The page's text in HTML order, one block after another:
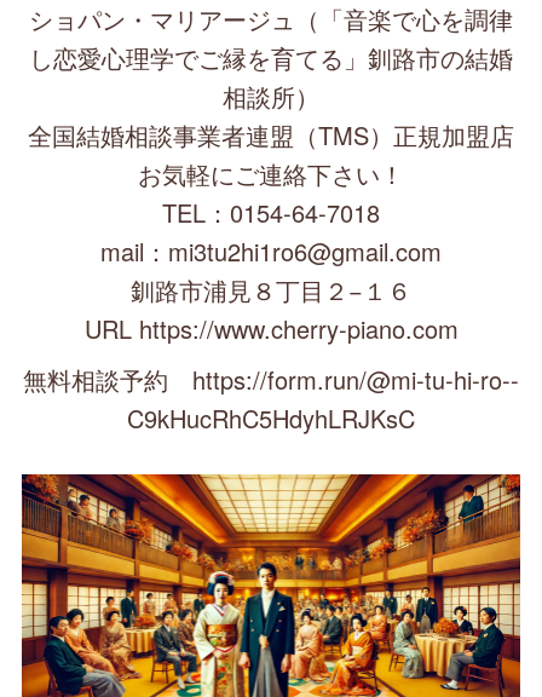
ショパン・マリアージュ（「音楽で心を調律
し恋愛心理学でご縁を育てる」釧路市の結婚
相談所）
全国結婚相談事業者連盟（TMS）正規加盟店
お気軽にご連絡下さい！
TEL：0154-64-7018
mail：mi3tu2hi1ro6@gmail.com
釧路市浦見８丁目２−１６
URL https://www.cherry-piano.com
無料相談予約 https://form.run/@mi-tu-hi-ro--
C9kHucRhC5HdyhLRJKsC